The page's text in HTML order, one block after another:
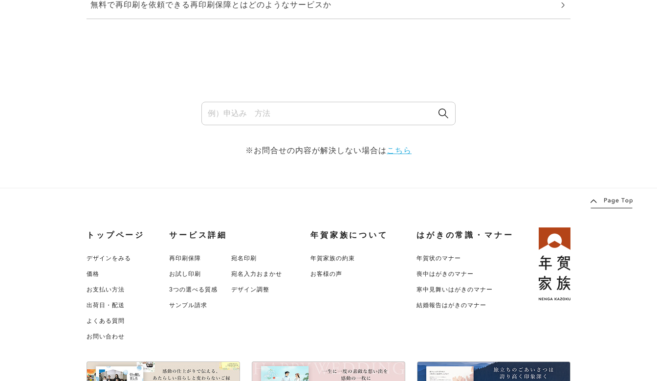
無料で再印刷を依頼できる再印刷保障とはどのようなサービスか
※お問合せの内容が解決しない場合は こちら
トップページ
デザインをみる
価格
お支払い方法
出荷日・配送
よくある質問
お問い合わせ
サービス詳細
再印刷保障 宛名印刷
お試し印刷 宛名入力おまかせ
3つの選べる質感 デザイン調整
サンプル請求
年賀家族について
年賀家族の約束
お客様の声
はがきの常識・マナー
年賀状のマナー
喪中はがきのマナー
寒中見舞いはがきのマナー
結婚報告はがきのマナー